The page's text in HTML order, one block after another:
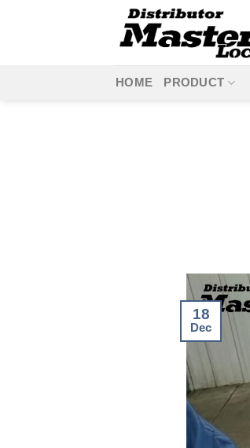
HOME PRODUCT
18
Dec